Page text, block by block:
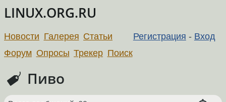
LINUX.ORG.RU
Регистрация - Вход
Новости Галерея Статьи
Форум Опросы Трекер Поиск
Пиво